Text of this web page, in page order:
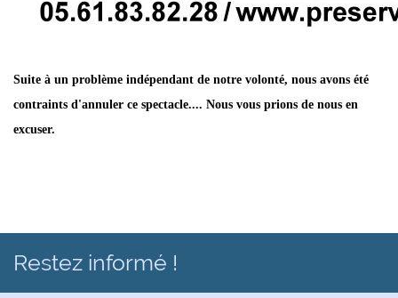
Suite à un problème indépendant de notre volonté, nous avons été
contraints d'annuler ce spectacle.... Nous vous prions de nous en
excuser.
Restez informé !